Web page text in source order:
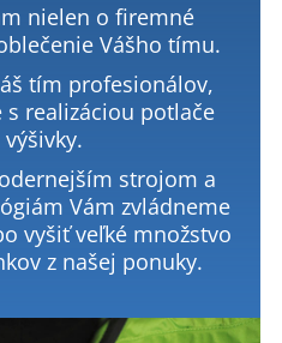
nielen o firemné
Vášho tímu.
tím profesionálov,
realizáciou potlače
strojom a
Vám zvládneme
vyšiť veľké množstvo
z našej ponuky.